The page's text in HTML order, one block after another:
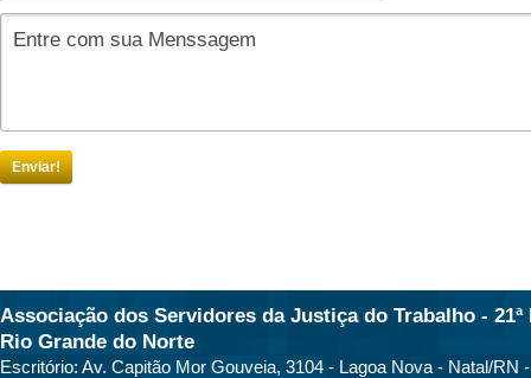
Enviar!
Associação dos Servidores da Justiça do Trabalho - 21ª
Rio Grande do Norte
Escritório: Av. Capitão Mor Gouveia, 3104 - Lagoa Nova - Natal/RN